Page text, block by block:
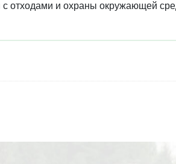
отходами и охраны окружающей